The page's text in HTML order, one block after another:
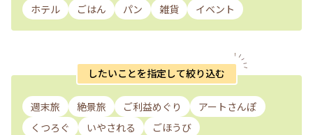
ホテル
ごはん パン 雑貨 イベント
したいことを指定して絞り込む
週末旅 絶景旅 ご利益めぐり
アートさんぽ
くつろぐ
いやされる ごほうび